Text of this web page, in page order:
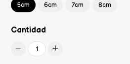
5cm 6cm 7cm 8cm
Cantidad
1